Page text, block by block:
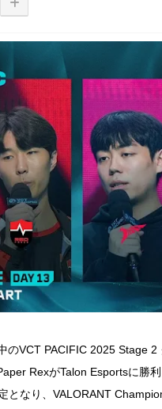
VCT PACIFIC 2025 Stage 2
RexがTalon Esportsに勝
となり、VALORANT